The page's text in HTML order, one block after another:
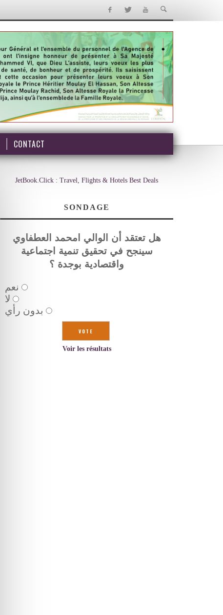
CONTACT
JetBook.Click : Travel, Flights & Hotels Best Deals
SONDAGE
هل تعتقد أن الوالي امحمد العطفاوي
سينجح في تحقيق تنمية اجتماعية
واقتصادية بوجدة ؟
نعم
لا
بدون رأي
Voir les résultats